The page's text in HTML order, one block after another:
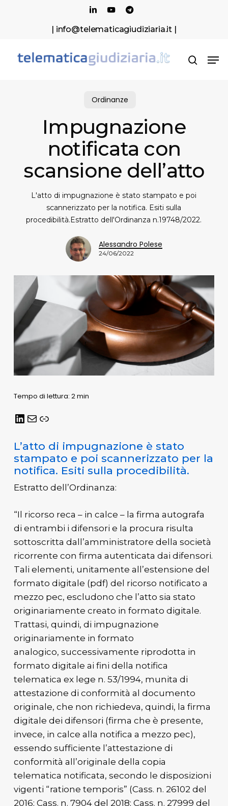
linkedinyoutubetelegram
| info@telematicagiudiziaria.it |
search
Ordinanze
Impugnazione
notificata con
scansione dell’atto
L'atto di impugnazione è stato stampato e poi
scannerizzato per la notifica. Esiti sulla
procedibilità.Estratto dell'Ordinanza n.19748/2022.
Alessandro Polese
24/06/2022
Tempo di lettura: 2 min
LinkedIn
Email
Link
L’atto di impugnazione è stato
stampato e poi scannerizzato per la
notifica. Esiti sulla procedibilità.
Estratto dell’Ordinanza:
“Il ricorso reca – in calce – la firma autografa
di entrambi i difensori e la procura risulta
sottoscritta dall’amministratore della società
ricorrente con firma autenticata dai difensori.
Tali elementi, unitamente all’estensione del
formato digitale (pdf) del ricorso notificato a
mezzo pec, escludono che l’atto sia stato
originariamente creato in formato digitale.
Trattasi, quindi, di impugnazione
originariamente in formato
analogico, successivamente riprodotta in
formato digitale ai fini della notifica
telematica ex lege n. 53/1994, munita di
attestazione di conformità al documento
originale, che non richiedeva, quindi, la firma
digitale dei difensori (firma che è presente,
invece, in calce alla notifica a mezzo pec),
essendo sufficiente l’attestazione di
conformità all’originale della copia
telematica notificata, secondo le disposizioni
vigenti “ratione temporis” (Cass. n. 26102 del
2016; Cass. n. 7904 del 2018; Cass. n. 27999 del